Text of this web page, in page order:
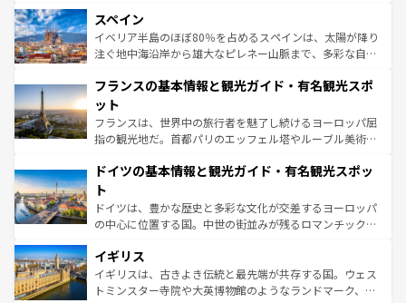
ろん、トスカーナの美しい田園風景やアマルフィ海岸の絶
景など、自然景観も見逃せない。観光の合間には、本場の
ピザやパスタなど、絶品のイタリア料理を堪能することも
ませてくれるイタリアで、忘れられない旅をしてみよう！
なお、新着のイタリア情報は
しい。
スペイン
イベリア半島のほぼ80％を占めるスペインは、太陽が降り
注ぐ地中海沿岸から雄大なピレネー山脈まで、多彩な自然
文化が根付くこの国では、情熱的なフラメンコ、熱気あふ
れる闘牛、そして美味しいタパスが生活の一部となってい
る。首都マドリードの洗練された雰囲気や、バルセロナの
アートに溢れた街角から、地方では古代ローマ遺跡や中世
せる。地方によって風土や気候が異なるスペインはその個
ンテンツ一覧 を参照してほしい。
フランスの基本情報と観光ガイド・有名観光スポ
ット
フランスは、世界中の旅行者を魅了し続けるヨーロッパ屈
指の観光地だ。首都パリのエッフェル塔やルーブル美術館
で、幅広い魅力が詰まっている。華麗な宮殿、歴史的な大
聖堂、美しいビーチ、そして豊かな自然が、訪れる者を心
から魅了する。また、フランスは美食の国としても知ら
れ、フランス料理はユネスコ無形文化遺産にも登録されて
香り高いラベンダー畑など、多彩な楽しみ方が可能だ。さ
らに、パリ以外の地域にも魅力が溢れており、どの街角に
も豊かな歴史と文化が息づいている。パリ以外の個性あふ
ドイツの基本情報と観光ガイド・有名観光スポッ
ト
ドイツは、豊かな歴史と多彩な文化が交差するヨーロッパ
の中心に位置する国。中世の街並みが残るロマンチック街
顔を持つこの国は、どこを歩いても飽きることがない。ベ
ルリンの文化的活気、バイエルン州のアルプスの絶景、そ
してライン川沿いのワイン畑といった風景は必見。ビール
イギリス
イギリスは、古きよき伝統と最先端が共存する国。ウェス
トミンスター寺院や大英博物館のようなランドマーク、歴